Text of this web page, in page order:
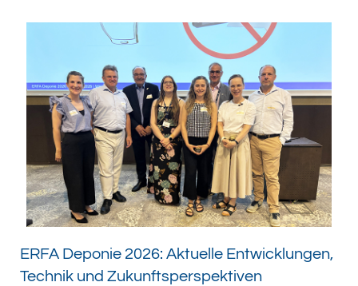
ERFA Deponie 2026: Aktuelle Entwicklungen,
Technik und Zukunftsperspektiven